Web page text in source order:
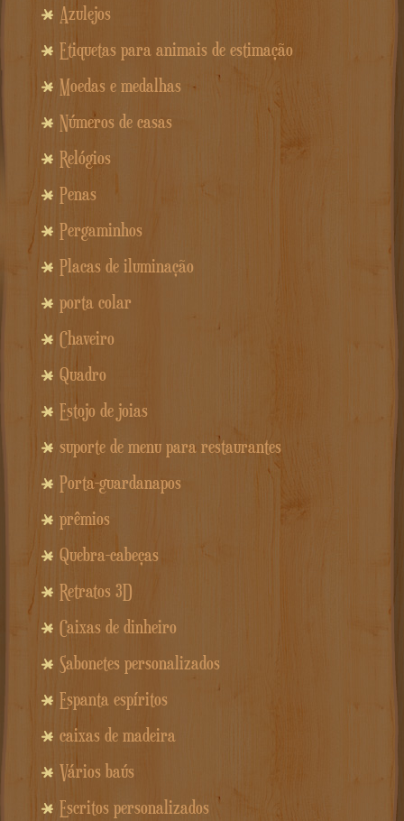
Azulejos
Etiquetas para animais de estimação
Moedas e medalhas
Números de casas
Relógios
Penas
Pergaminhos
Placas de iluminação
porta colar
Chaveiro
Quadro
Estojo de joias
suporte de menu para restaurantes
Porta-guardanapos
prêmios
Quebra-cabeças
Retratos 3D
Caixas de dinheiro
Sabonetes personalizados
Espanta espíritos
caixas de madeira
Vários baús
Escritos personalizados